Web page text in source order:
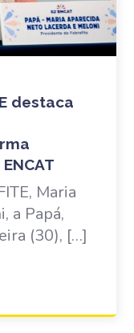
destaca
Maria
a Papá,
(30), […]